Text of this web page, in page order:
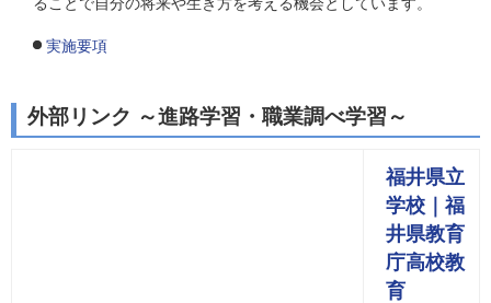
実施要項
外部リンク ～進路学習・職業調べ学習～
福井県立
学校｜福
井県教育
庁高校教
育